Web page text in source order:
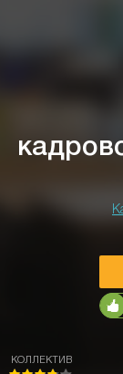
КОЛЛЕКТИВ